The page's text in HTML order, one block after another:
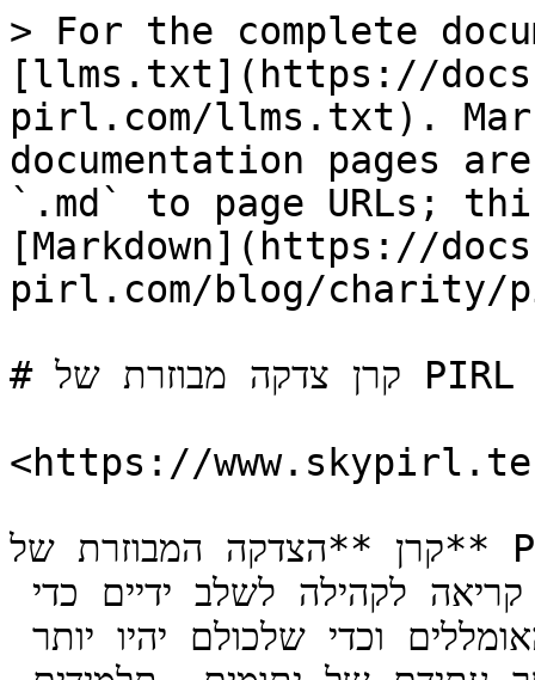
> For the complete
[llms.txt](https://
pirl.com/llms.txt).
documentation pages
`.md` to page URLs;
[Markdown](https://
pirl.com/blog/charity/
# קרן צדקה מבוזרת של PIRL
<https://
קרן **הצדקה המבוזרת של** Pirl הוקמה כדי לתרום להעברת המסר